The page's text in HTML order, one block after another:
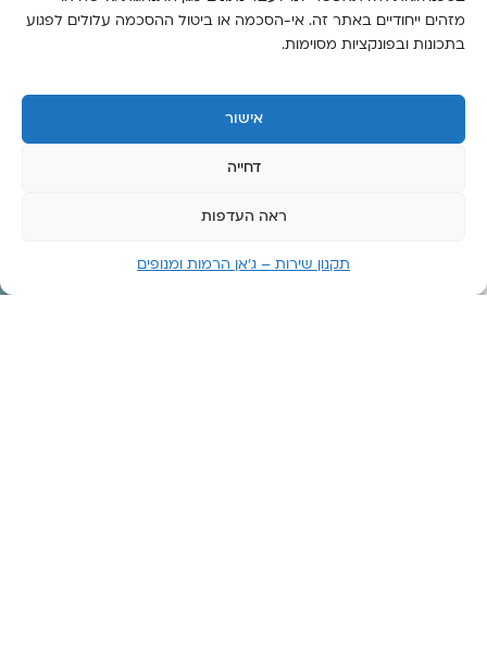
מזהים ייחודיים באתר זה. אי-הסכמה או ביטול ההסכמה עלולים לפגוע
בתכונות ובפונקציות מסוימות.
אישור
דחייה
ראה העדפות
תקנון שירות – ג’אן הרמות ומנופים
יום